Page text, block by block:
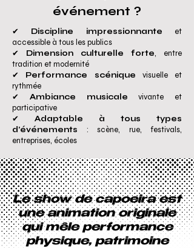
événement ?
✔ Discipline impressionnante et
accessible à tous les publics
✔ Dimension culturelle forte, entre
tradition et modernité
✔ Performance scénique visuelle et
rythmée
✔ Ambiance musicale vivante et
participative
✔ Adaptable à tous types
d’événements : scène, rue, festivals,
entreprises, écoles
Le show de capoeira est
une animation originale
qui mêle performance
physique, patrimoine